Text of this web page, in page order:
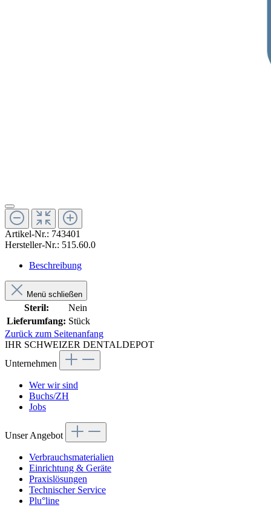
Artikel-Nr.: 743401
Hersteller-Nr.: 515.60.0
Beschreibung
Menü schließen
Steril:
Nein
Lieferumfang: Stück
Zurück zum Seitenanfang
IHR SCHWEIZER DENTALDEPOT
Unternehmen
Wer wir sind
Buchs/ZH
Jobs
Unser Angebot
Verbrauchsmaterialien
Einrichtung & Geräte
Praxislösungen
Technischer Service
Plu°line